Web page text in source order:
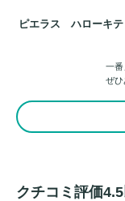
ピエラス ハローキテ
一番
ぜひ
クチコミ評価